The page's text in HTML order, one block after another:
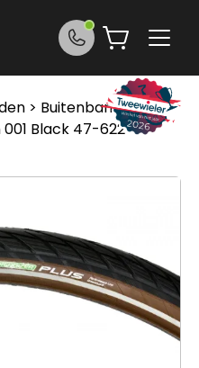
> Buitenbanden>
Black 47-622